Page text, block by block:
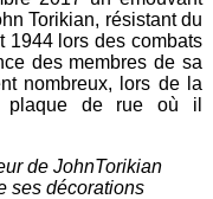
Torikian, résistant du
1944 lors des combats
des membres de sa
nombreux, lors de la
plaque de rue où il
de JohnTorikian
ses décorations